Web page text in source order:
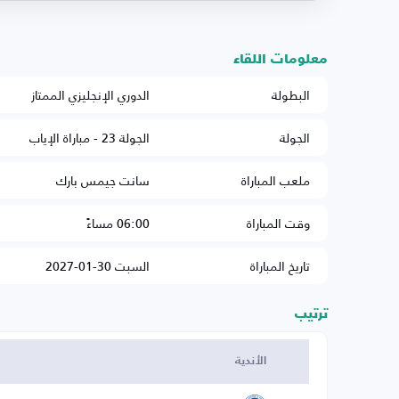
معلومات اللقاء
البطولة
الدوري الإنجليزي الممتاز
الجولة
الجولة 23 - مباراة الإياب
ملعب المباراة
سانت جيمس بارك
وقت المباراة
06:00 مساءً
تاريخ المباراة
السبت 30-01-2027
ترتيب
الأندية